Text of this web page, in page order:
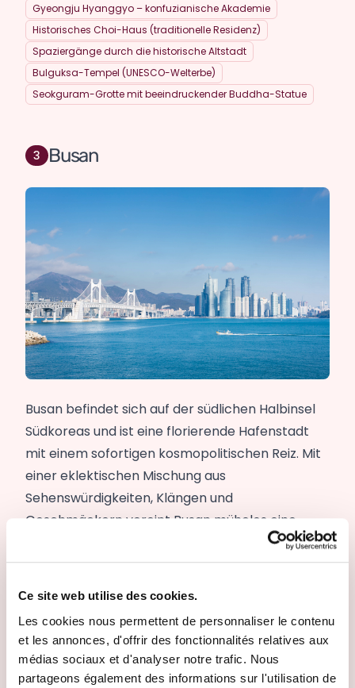
Ce site web utilise des cookies.
Les cookies nous permettent de personnaliser le contenu
et les annonces, d'offrir des fonctionnalités relatives aux
médias sociaux et d'analyser notre trafic. Nous
partageons également des informations sur l'utilisation de
Gyeongju Hyanggyo – konfuzianische Akademie
Historisches Choi-Haus (traditionelle Residenz)
Spaziergänge durch die historische Altstadt
Bulguksa-Tempel (UNESCO-Welterbe)
Seokguram-Grotte mit beeindruckender Buddha-Statue
Busan
Busan befindet sich auf der südlichen Halbinsel
Südkoreas und ist eine florierende Hafenstadt
mit einem sofortigen kosmopolitischen Reiz. Mit
einer eklektischen Mischung aus
Sehenswürdigkeiten, Klängen und
Geschmäckern vereint Busan mühelos eine
lebendige Atmosphäre mit einem überraschend
entspannten Ambiente. Der Beomeosa-Tempel,
tief in den Bergen gelegen, und der am Ufer
bieten einzigartige kulturelle Erlebnisse. Lassen
Sie sich im Busan Modern History Museum in die
Vergangenheit zurückversetzen und schlendern